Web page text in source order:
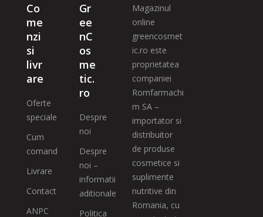
Co
me
nzi
si
livr
are
Oferte
speciale
Cum
comand
Livrare
Contact
ANPC
Gr
ee
nC
os
me
tic.
ro
Despre
noi
Despre
noi –
informatii
aditionale
Politica
Magazinul
online
greencosmet
ic.ro este
proprietatea
companiei
Romfarmachi
m SA –
importator si
distribuitor
de produse
cosmetice si
suplimente
nutritive din
Romania, cu